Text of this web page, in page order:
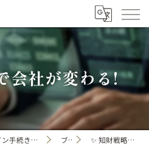
会社が変わる!
富山の特許事務所｜オンライン手続き・申請・出願なら「開口国際特許事務所」 ブログ ✨ 知財戦略で会社が変わる!